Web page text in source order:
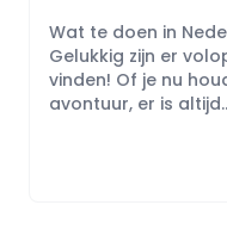
Wat te doen in
Gelukkig zijn er
vinden! Of je nu
avontuur, er is